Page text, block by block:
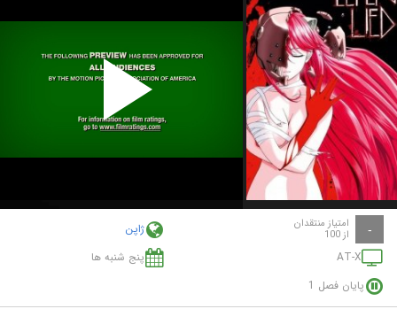
Play
Video
- امتیاز منتقدان
از 100
ژاپن
AT-X
پنج شنبه ها
پایان فصل 1